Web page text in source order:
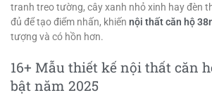
tranh treo tường, cây xanh nhỏ xinh hay đèn
đủ để tạo điểm nhấn, khiến nội thất căn hộ
tượng và có hồn hơn.
16+ Mẫu thiết kế nội thất căn
bật năm 2025